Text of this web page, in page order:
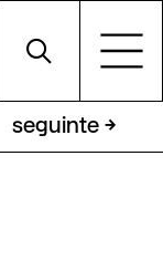
seguinte →